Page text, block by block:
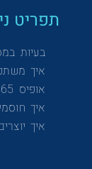
תפריט
בעיות
איך
אופיס 365 בענן
איך
איך